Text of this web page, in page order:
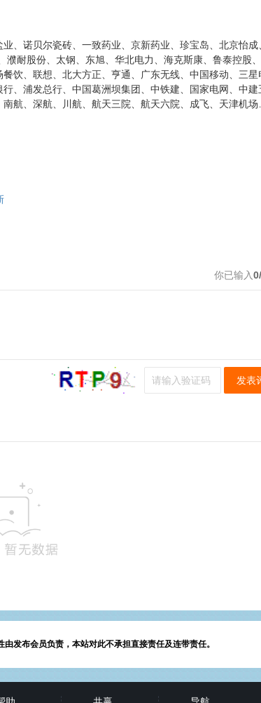
、诺贝尔瓷砖、一致药业、京新药业、珍宝岛、北京怡成
耐股份、太钢、东旭、华北电力、海克斯康、鲁泰控股
饮、联想、北大方正、亨通、广东无线、中国移动、三星
、浦发总行、中国葛洲坝集团、中铁建、国家电网、中建
南航、深航、川航、航天三院、航天六院、成飞、天津机
你已输入
发表
发布会员负责，本站对此不承担直接责任及连带责任。